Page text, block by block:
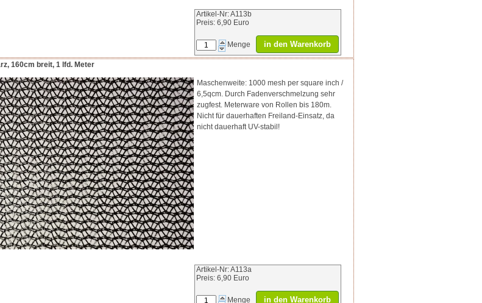
Artikel-Nr: A113b
Preis: 6,90 Euro
Menge in den Warenkorb
160cm breit, 1 lfd. Meter
Maschenweite: 1000 mesh per square inch /
6,5qcm. Durch Fadenverschmelzung sehr
zugfest. Meterware von Rollen bis 180m.
Nicht für dauerhaften Freiland-Einsatz, da
nicht dauerhaft UV-stabil!
Artikel-Nr: A113a
Preis: 6,90 Euro
Menge in den Warenkorb